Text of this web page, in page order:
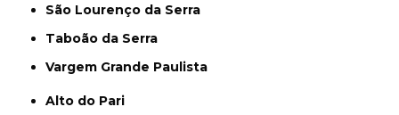
São Lourenço da Serra
Taboão da Serra
Vargem Grande Paulista
Alto do Pari